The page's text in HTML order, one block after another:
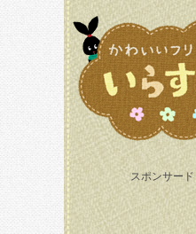
スポンサード